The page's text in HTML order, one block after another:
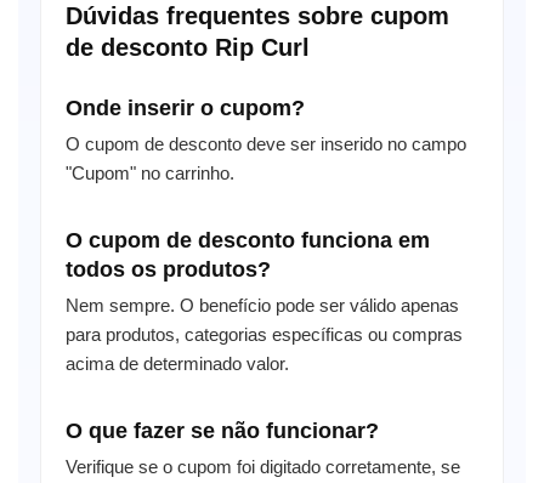
Dúvidas frequentes sobre cupom
de desconto Rip Curl
Onde inserir o cupom?
O cupom de desconto deve ser inserido no campo
"Cupom" no carrinho.
O cupom de desconto funciona em
todos os produtos?
Nem sempre. O benefício pode ser válido apenas
para produtos, categorias específicas ou compras
acima de determinado valor.
O que fazer se não funcionar?
Verifique se o cupom foi digitado corretamente, se